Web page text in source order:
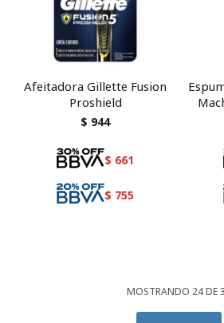
Afeitadora Gillette Fusion
Proshield
$ 944
$ 661
$ 755
MOSTRANDO 24DE